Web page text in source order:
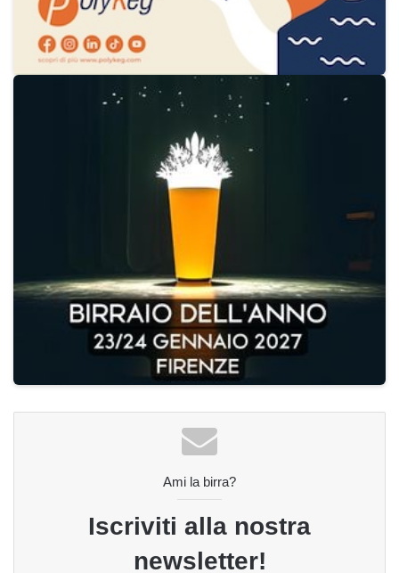
Ami la birra?
Iscriviti alla nostra
newsletter!